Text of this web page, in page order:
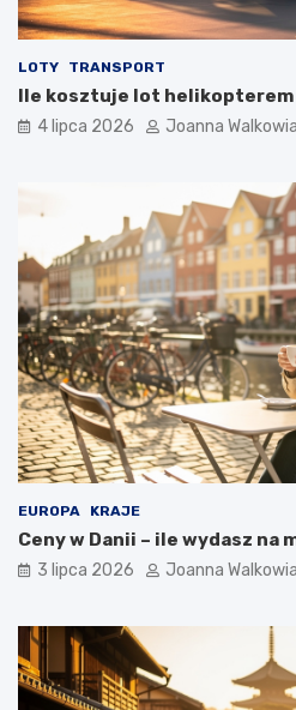
LOTY TRANSPORT
Ile kosztuje lot helikopterem
4 lipca 2026 Joanna
EUROPA KRAJE
Ceny w Danii – ile wydasz na
3 lipca 2026 Joanna